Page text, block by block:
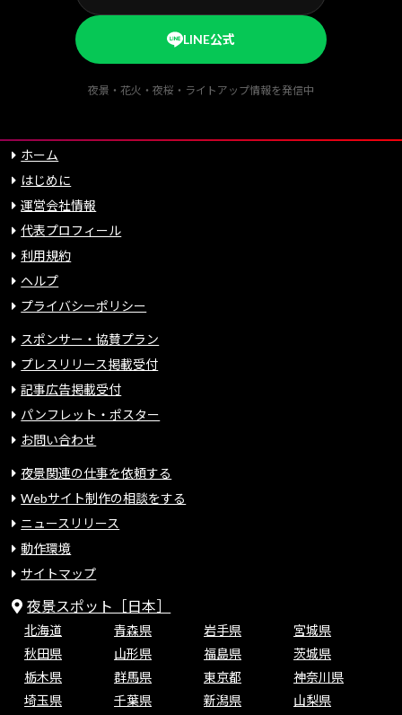
LINE公式
夜景・花火・夜桜・ライトアップ情報を発信中
ホーム
はじめに
運営会社情報
代表プロフィール
利用規約
ヘルプ
プライバシーポリシー
スポンサー・協賛プラン
プレスリリース掲載受付
記事広告掲載受付
パンフレット・ポスター
お問い合わせ
夜景関連の仕事を依頼する
Webサイト制作の相談をする
ニュースリリース
動作環境
サイトマップ
夜景スポット［日本］
北海道 青森県 岩手県
宮城県
秋田県
山形県 福島県
茨城県
栃木県
群馬県 東京都
神奈川県
埼玉県
千葉県 新潟県
山梨県